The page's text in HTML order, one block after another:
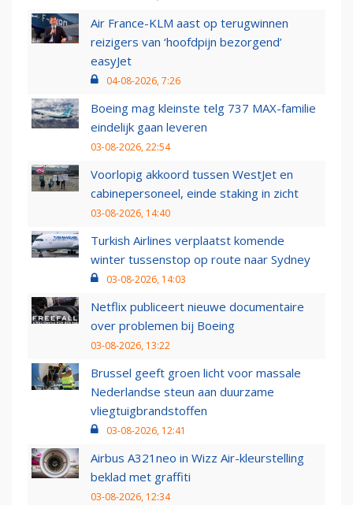
Air France-KLM aast op terugwinnen
reizigers van ‘hoofdpijn bezorgend’
easyJet
04-08-2026, 7:26
Boeing mag kleinste telg 737 MAX-familie
eindelijk gaan leveren
03-08-2026, 22:54
Voorlopig akkoord tussen WestJet en
cabinepersoneel, einde staking in zicht
03-08-2026, 14:40
Turkish Airlines verplaatst komende
winter tussenstop op route naar Sydney
03-08-2026, 14:03
Netflix publiceert nieuwe documentaire
over problemen bij Boeing
03-08-2026, 13:22
Brussel geeft groen licht voor massale
Nederlandse steun aan duurzame
vliegtuigbrandstoffen
03-08-2026, 12:41
Airbus A321neo in Wizz Air-kleurstelling
beklad met graffiti
03-08-2026, 12:34